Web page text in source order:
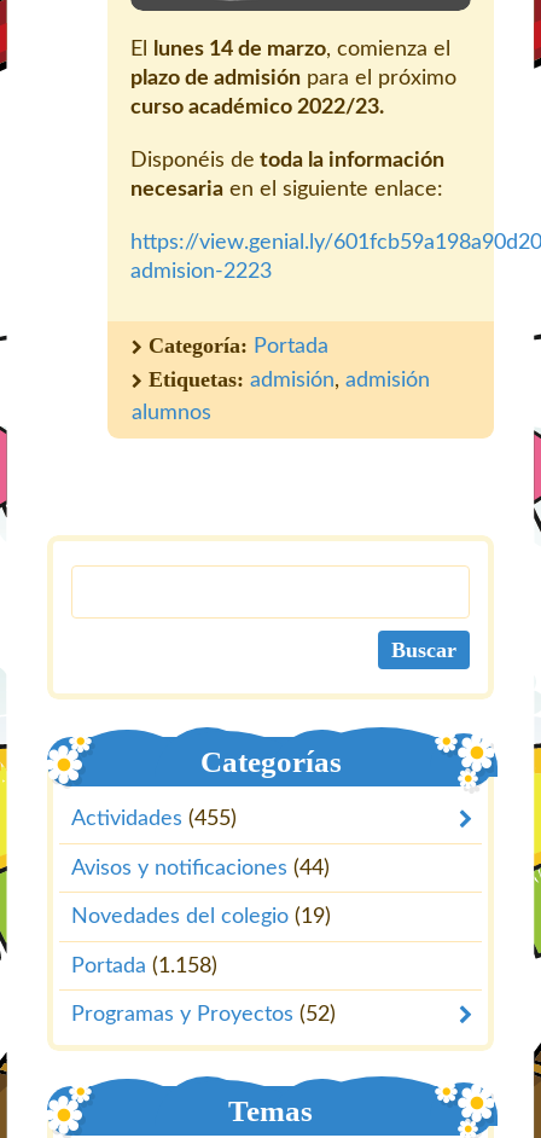
El lunes 14 de marzo, comienza el
plazo de admisión para el próximo
curso académico 2022/23.
Disponéis de toda la información
necesaria en el siguiente enlace:
https://view.genial.ly/
admision-2223
Categoría: Portada
Etiquetas: admisión, admisión
alumnos
Categorías
Actividades (455)
Avisos y notificaciones (44)
Novedades del colegio (19)
Portada (1.158)
Programas y Proyectos (52)
Temas